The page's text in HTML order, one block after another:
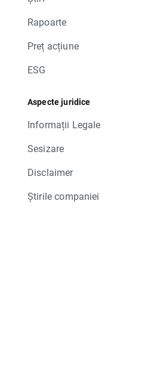
Rapoarte
Preț acțiune
ESG
Aspecte juridice
Informații Legale
Sesizare
Disclaimer
Știrile companiei